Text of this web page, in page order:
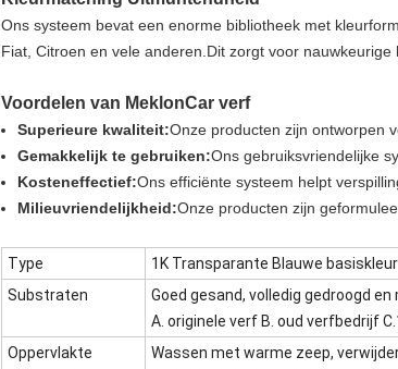
Ons systeem bevat een enorme bibliotheek met
Fiat, Citroen en vele anderen.Dit zorgt voor
Voordelen van MeklonCar verf
Superieure kwaliteit:Onze producten zijn ontworpen
Gemakkelijk te gebruiken:Ons gebruiksvriendelijke
Kosteneffectief:Ons efficiënte systeem helpt
Milieuvriendelijkheid:Onze producten zijn
Type
1K Transparante Blauwe basiskleur
Substraten
Goed gesand, volledig gedroogd
A. originele verf B. oud verfbedrijf
Oppervlakte
Wassen met warme zeep,